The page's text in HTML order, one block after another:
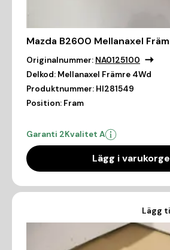
Mazda B2600 Mellanaxel
Originalnummer: NA0125100
Delkod: Mellanaxel Främre 4Wd
Produktnummer: HI281549
Position: Fram
Garanti 2Kvalitet A
Lägg i
Lägg